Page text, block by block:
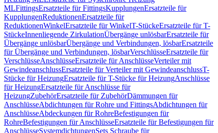
MLFittingsErsatzteile für FittingsKupplungenErsatzteile für
KupplungenReduktionenErsatzteile für
ReduktionenWinkelErsatzteile für WinkelT-StückeErsatzteile für T-
StückeInnenliegende ZirkulationÜbergänge unlösbarErsatzteile für
Übergänge unlösbarÜbergänge und Verbindungen, lösbarErsatzteile
für Übergänge und Verbindungen, lösbarVerschlüsseErsatzteile für
VerschlüsseAnschlüsseErsatzteile für AnschlüsseVerteiler mit
GewindeanschlussErsatzteile für Verteiler mit GewindeanschlussT-
Stücke für HeizungErsatzteile für T-Stücke für HeizungAnschlüsse
für HeizungErsatzteile für Anschlüsse für
HeizungZubehörErsatzteile für ZubehörDämmungen für
AnschlüsseAbdichtungen für Rohre und FittingsAbdichtungen für
AnschlüsseAbdeckungen für RohreBefestigungen für
RohreBefestigungen für AnschlüsseErsatzteile für Befestigungen für
AnschlüsseSystemdichtungenSets Schraube für